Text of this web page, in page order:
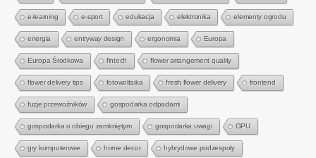
e-learning e-sport edukacja elektronika elementy ogrodu
energia entryway design ergonomia Europa
Europa Środkowa fintech flower arrangement quality
flower delivery tips fotowoltaika fresh flower delivery frontend
fuzje przewoźników gospodarka odpadami
gospodarka o obiegu zamkniętym gospodarka uwagi GPU
gry komputerowe home decor hybrydowe podzespoły